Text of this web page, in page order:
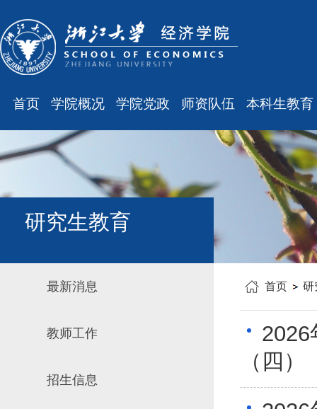
首页 学院概况
学院简介
现任领导
组织结构
学科设置
学院党政
会议通知
会议纪要
工会之声
师资队伍
最新消息
职称晋升
人事培训
博士后管理
本科生教育
最新消息
规章制度
课表、校历
主修专业确认
学籍管理
教学与教务
毕业论文
科研训练
实习实践
对外交流
研究生教育
最新消息
教师工作
招生信息
首页 研
2026
（四）